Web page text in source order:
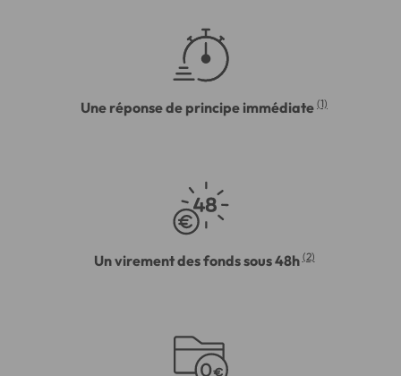
Une réponse de principe immédiate (1)
Un virement des fonds sous 48h (2)